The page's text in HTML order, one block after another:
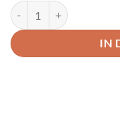
Reifendruck
IN